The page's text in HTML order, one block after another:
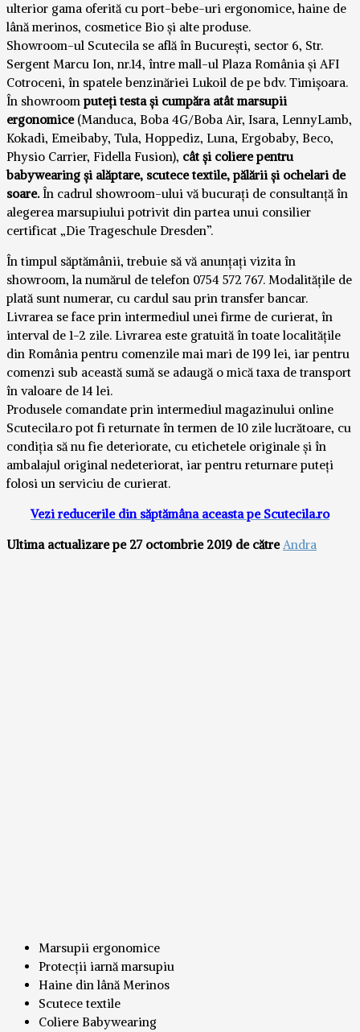
ulterior gama oferită cu port-bebe-uri ergonomice, haine de
lână merinos, cosmetice Bio și alte produse.
Showroom-ul Scutecila se află în București, sector 6, Str.
Sergent Marcu Ion, nr.14, între mall-ul Plaza România și AFI
Cotroceni, în spatele benzinăriei Lukoil de pe bdv. Timișoara.
În showroomputeți testa și cumpăra atât marsupii
ergonomice(Manduca, Boba 4G/Boba Air, Isara, LennyLamb,
Kokadi, Emeibaby, Tula, Hoppediz, Luna, Ergobaby, Beco,
Physio Carrier, Fidella Fusion), cât și coliere pentru
babywearing și alăptare, scutece textile, pălării și ochelari de
soare.În cadrul showroom-ului vă bucurați de consultanță în
alegerea marsupiului potrivit din partea unui consilier
certificat „Die Trageschule Dresden”.
În timpul săptămânii, trebuie să vă anunțați vizita în
showroom, la numărul de telefon 0754 572 767. Modalitățile de
plată sunt numerar, cu cardul sau prin transfer bancar.
Livrarea se face prin intermediul unei firme de curierat, în
interval de 1-2 zile. Livrarea este gratuită în toate localitățile
din România pentru comenzile mai mari de 199 lei, iar pentru
comenzi sub această sumă se adaugă o mică taxa de transport
în valoare de 14 lei.
Produsele comandate prin intermediul magazinului online
Scutecila.ro pot fi returnate în termen de 10 zile lucrătoare, cu
condiția să nu fie deteriorate, cu etichetele originale și în
ambalajul original nedeteriorat, iar pentru returnare puteți
folosi un serviciu de curierat.
Vezi reducerile din săptămâna aceasta pe Scutecila.ro
Ultima actualizare pe 27 octombrie 2019 de către Andra
Marsupii ergonomice
Protecții iarnă marsupiu
Haine din lână Merinos
Scutece textile
Coliere Babywearing